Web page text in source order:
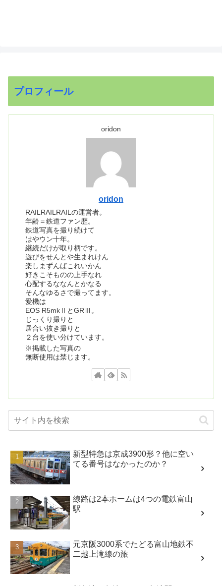
プロフィール
oridon
oridon
RAILRAILRAILの運営者。
年齢＝鉄道ファン歴。
鉄道写真を撮り続けて
はやウン十年。
継続だけが取り柄です。
遊びをせんとや生まれけん
楽しまずんばこれいかん
好きこそものの上手なれ
心配するななんとかなる
そんなゆるさで撮ってます。
愛機は
EOS R5mkⅡとGRⅢ。
じっくり撮りと
居合い抜き撮りと
２台を使い分けています。
※掲載した写真の
無断使用は禁じます。
新型特急は京成3900形？他に空い
てる番号はなかったのか？
線路は2本ホームは4つの電鉄富山
駅
元京阪3000系でたどる富山地鉄不
二越上滝線の旅